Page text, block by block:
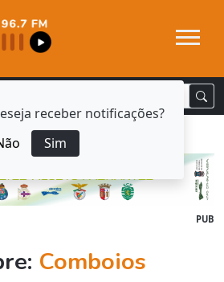
receber notificações?
Sim
PUB
Comboios